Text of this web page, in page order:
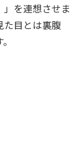
を連想させま
た目とは裏腹